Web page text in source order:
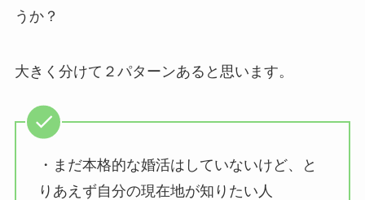
うか？
大きく分けて２パターンあると思います。
・まだ本格的な婚活はしていないけど、と
りあえず自分の現在地が知りたい人